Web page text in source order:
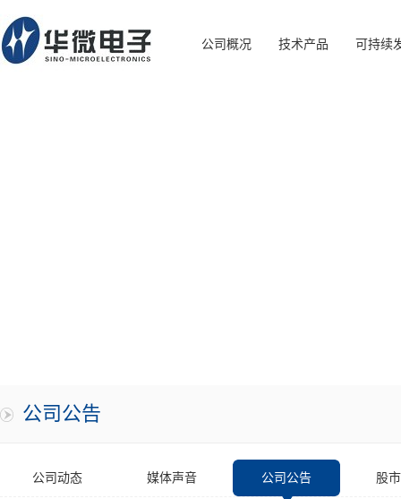
公司概况 技术产品 可持续
公司公告
公司动态 媒体声音 公司公告 股